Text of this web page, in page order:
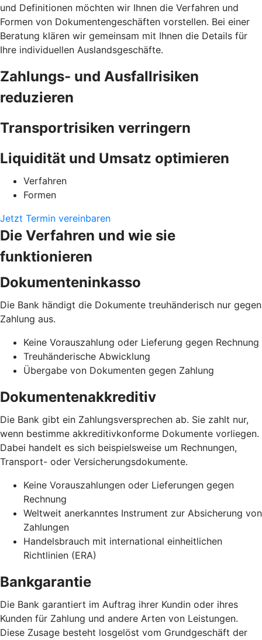
und Definitionen möchten wir Ihnen die Verfahren und
Formen von Dokumentengeschäften vorstellen. Bei einer
Beratung klären wir gemeinsam mit Ihnen die Details für
Ihre individuellen Auslandsgeschäfte.
Zahlungs- und Ausfallrisiken
reduzieren
Transportrisiken verringern
Liquidität und Umsatz optimieren
Verfahren
Formen
Jetzt Termin vereinbaren
Die Verfahren und wie sie
funktionieren
Dokumenteninkasso
Die Bank händigt die Dokumente treuhänderisch nur gegen
Zahlung aus.
Keine Vorauszahlung oder Lieferung gegen Rechnung
Treuhänderische Abwicklung
Übergabe von Dokumenten gegen Zahlung
Dokumentenakkreditiv
Die Bank gibt ein Zahlungsversprechen ab. Sie zahlt nur,
wenn bestimme akkreditivkonforme Dokumente vorliegen.
Dabei handelt es sich beispielsweise um Rechnungen,
Transport- oder Versicherungsdokumente.
Keine Vorauszahlungen oder Lieferungen gegen
Rechnung
Weltweit anerkanntes Instrument zur Absicherung von
Zahlungen
Handelsbrauch mit international einheitlichen
Richtlinien (ERA)
Bankgarantie
Die Bank garantiert im Auftrag ihrer Kundin oder ihres
Kunden für Zahlung und andere Arten von Leistungen.
Diese Zusage besteht losgelöst vom Grundgeschäft der